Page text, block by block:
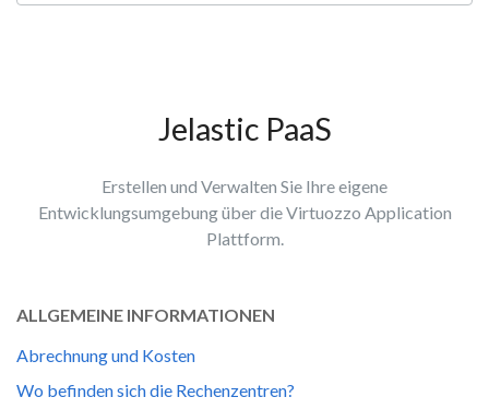
Jelastic PaaS
Erstellen und Verwalten Sie Ihre eigene
Entwicklungsumgebung über die Virtuozzo Application
Plattform.
ALLGEMEINE INFORMATIONEN
Abrechnung und Kosten
Wo befinden sich die Rechenzentren?